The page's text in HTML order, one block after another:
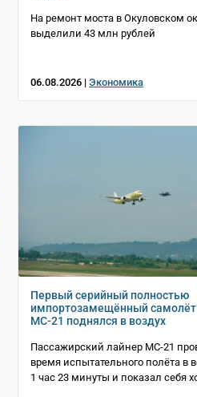
На ремонт моста в Окуловском
выделили 43 млн рублей
06.08.2026 | Экономика
Первый серийный полностью
импортозамещённый самолёт
МС-21 поднялся в воздух
Пассажирский лайнер МС-21
время испытательного полёта в
1 час 23 минуты и показал себя